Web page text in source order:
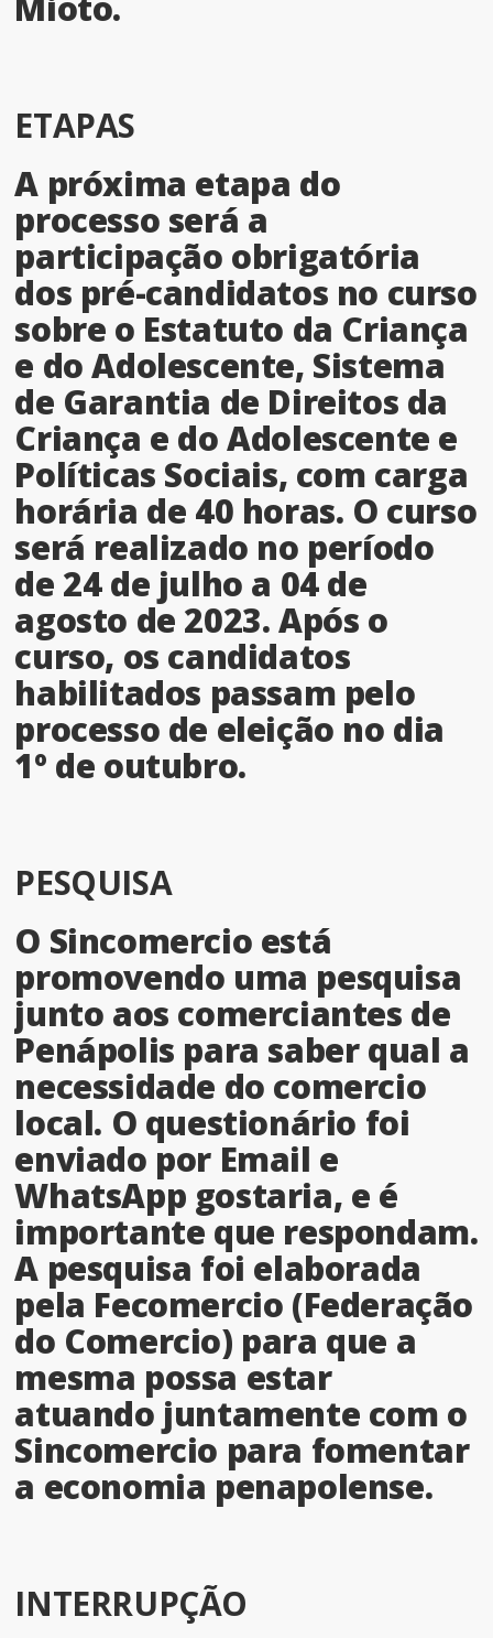
ETAPAS
A próxima etapa do
processo será a
participação obrigatória
dos pré-candidatos no curso
sobre o Estatuto da Criança
e do Adolescente, Sistema
de Garantia de Direitos da
Criança e do Adolescente e
Políticas Sociais, com carga
horária de 40 horas. O curso
será realizado no período
de 24 de julho a 04 de
agosto de 2023. Após o
curso, os candidatos
habilitados passam pelo
processo de eleição no dia
1º de outubro.
PESQUISA
O Sincomercio está
promovendo uma pesquisa
junto aos comerciantes de
Penápolis para saber qual a
necessidade do comercio
local. O questionário foi
enviado por Email e
WhatsApp gostaria, e é
importante que respondam.
A pesquisa foi elaborada
pela Fecomercio (Federação
do Comercio) para que a
mesma possa estar
atuando juntamente com o
Sincomercio para fomentar
a economia penapolense.
INTERRUPÇÃO